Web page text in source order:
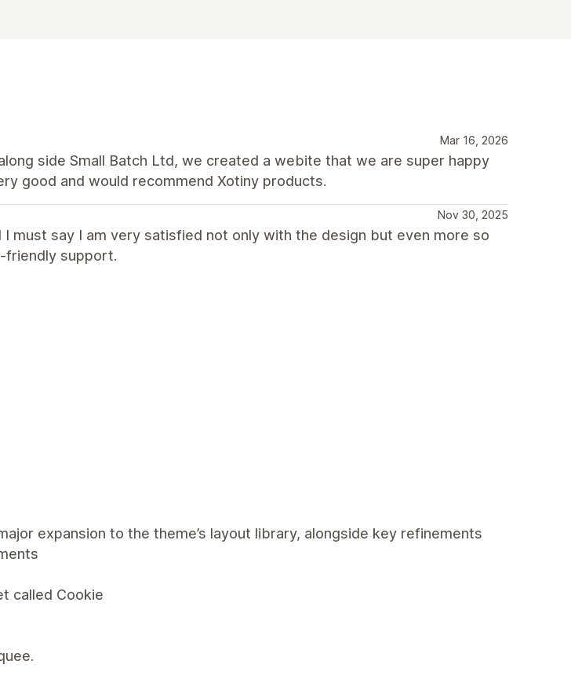
Mar 16, 2026
side Small Batch Ltd, we created a webite that we are super happy
good and would recommend Xotiny products.
Nov 30, 2025
I must say I am very satisfied not only with the design but even more so
friendly support.
expansion to the theme’s layout library, alongside key refinements
called Cookie